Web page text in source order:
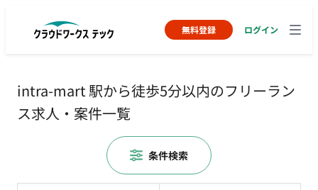
無料登録 ログイン
intra-mart 駅から徒歩5分以内のフリーラン
ス求人・案件一覧
条件検索